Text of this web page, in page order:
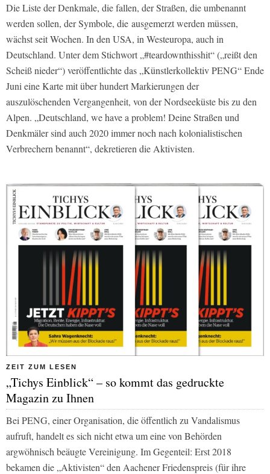
Die Liste der Denkmale, die fal­len, der Straßen, die umbenannt
werden sollen, der Symbole, die ausgemerzt werden müssen,
wächst seit Wochen. In den USA, in Westeuro­pa, auch in
Deutschland. Unter dem Stichwort „#teardownthisshit“ („reißt den
Scheiß nieder“) veröffentlichte das „Künstlerkollektiv PENG“ Ende
Juni eine Karte mit über hundert Markie­rungen der
auszulöschenden Vergan­genheit, von der Nordseeküste bis zu den
Alpen. „Deutschland, we have a problem! Deine Straßen und
Denkmä­ler sind auch 2020 immer noch nach ko­lonialistischen
Verbrechern benannt“, dekretieren die Aktivisten.
ZEIT ZUM LESEN
„Tichys Einblick“ – so kommt das gedruckte
Magazin zu Ihnen
Bei PENG, einer Organisation, die öf­fentlich zu Vandalismus
aufruft, han­delt es sich nicht etwa um eine von Be­hörden
argwöhnisch beäugte Vereini­gung. Im Gegenteil: Erst 2018
bekamen die „Aktivisten“ den Aachener Frie­denspreis (für ihre